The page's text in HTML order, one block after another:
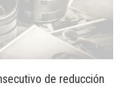
de reducción